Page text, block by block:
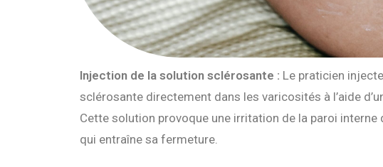
Injection de la solution sclérosante : Le praticien
sclérosante directement dans les varicosités à l’aide
Cette solution provoque une irritation de la paroi interne
qui entraîne sa fermeture.